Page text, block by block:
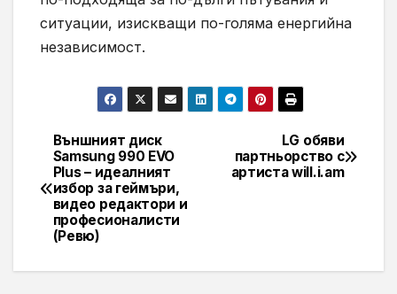
ситуации, изискващи по-голяма енергийна
независимост.
Навигация
LG обяви
партньорство с
артиста will.i.am
Външният диск
Samsung 990 EVO
Plus – идеалният
избор за геймъри,
видео редактори и
професионалисти
(Ревю)